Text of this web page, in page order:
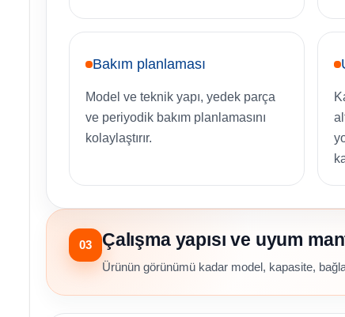
Bakım planlaması
Model ve teknik yapı, yedek parça
ve periyodik bakım planlamasını
kolaylaştırır.
03 Çalışma yapısı ve uyum
Ürünün görünümü kadar model, kapasite,